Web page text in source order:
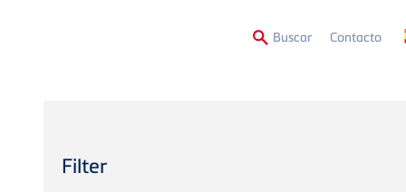
Buscar Contacto
Filter